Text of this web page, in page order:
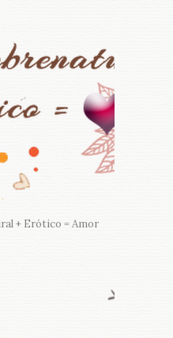
+ Erótico = Amor